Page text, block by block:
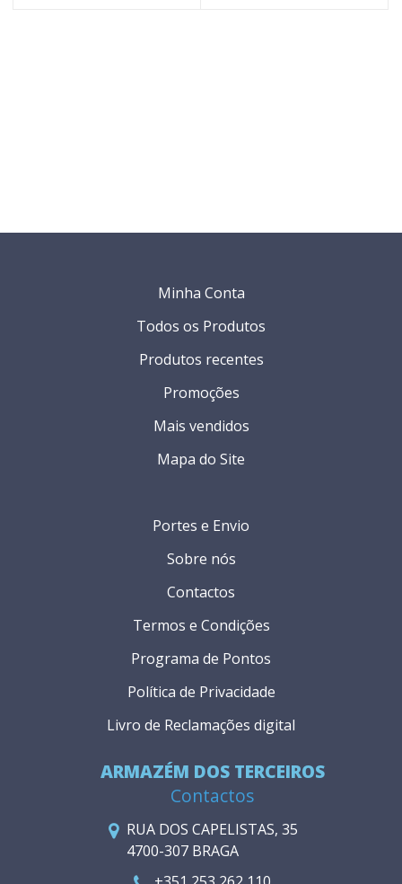
ARMAZÉM DOS TERCEIROS
Contactos
RUA DOS CAPELISTAS, 35
4700-307 BRAGA
Portes e Envio
Sobre nós
Contactos
Termos e Condições
Programa de Pontos
Política de Privacidade
Livro de Reclamações digital
Minha Conta
Todos os Produtos
Produtos recentes
Promoções
Mais vendidos
Mapa do Site